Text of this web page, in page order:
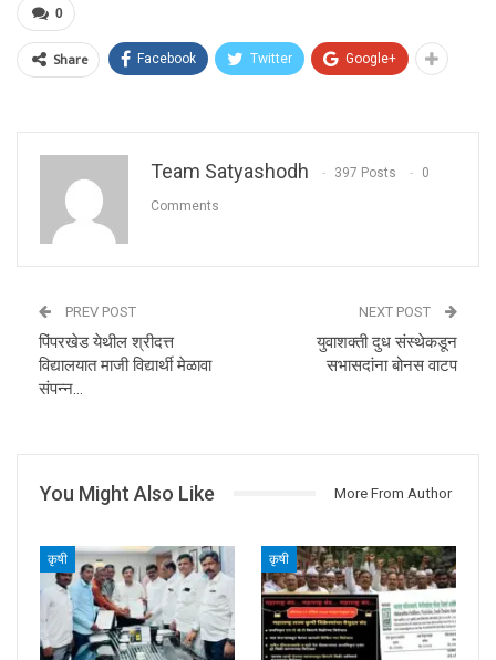
0
Share Facebook Twitter Google+
Team Satyashodh 397 Posts 0
Comments
PREV POST
पिंपरखेड येथील श्रीदत्त
विद्यालयात माजी विद्यार्थी मेळावा
संपन्न…
NEXT POST
युवाशक्ती दुध संस्थेकडून
सभासदांना बोनस वाटप
You Might Also Like More From Author
कृषी कृषी